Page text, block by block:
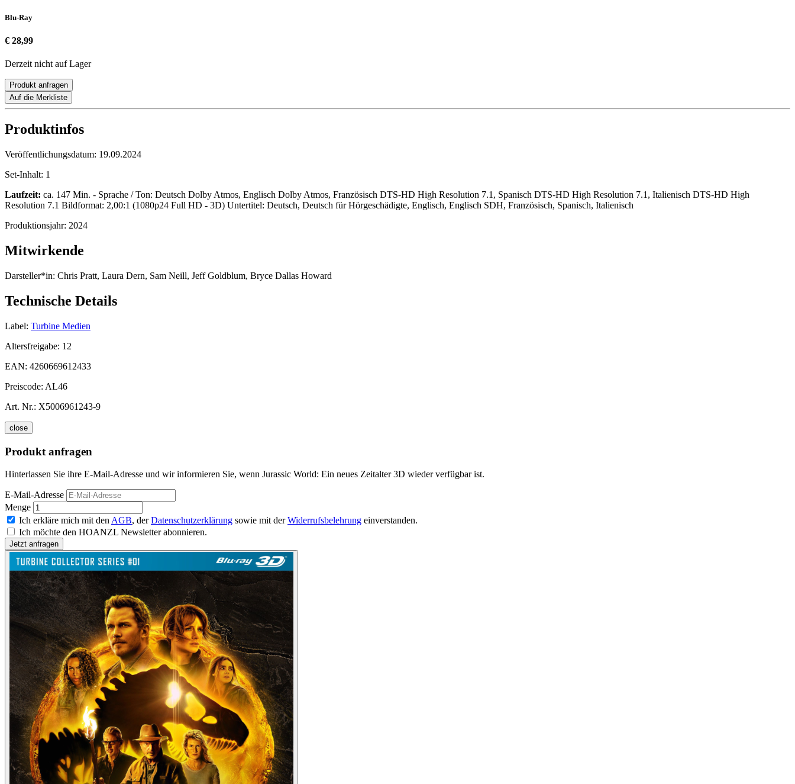
Blu-Ray
€ 28,99
Derzeit nicht auf Lager
Produkt anfragen
Auf die Merkliste
Produktinfos
Veröffentlichungsdatum: 19.09.2024
Set-Inhalt: 1
Laufzeit: ca. 147 Min. - Sprache / Ton: Deutsch Dolby Atmos, Englisch Dolby Atmos, Französisch DTS-HD High Resolution 7.1, Spanisch DTS-HD High Resolution 7.1, Italienisch DTS-HD High
Resolution 7.1 Bildformat: 2,00:1 (1080p24 Full HD - 3D) Untertitel: Deutsch, Deutsch für Hörgeschädigte, Englisch, Englisch SDH, Französisch, Spanisch, Italienisch
Produktionsjahr: 2024
Mitwirkende
Darsteller*in: Chris Pratt, Laura Dern, Sam Neill, Jeff Goldblum, Bryce Dallas Howard
Technische Details
Label: Turbine Medien
Altersfreigabe: 12
EAN: 4260669612433
Preiscode: AL46
Art. Nr.: X5006961243-9
close
Produkt anfragen
Hinterlassen Sie ihre E-Mail-Adresse und wir informieren Sie, wenn Jurassic World: Ein neues Zeitalter 3D wieder verfügbar ist.
E-Mail-Adresse
Menge
Ich erkläre mich mit den AGB, derDatenschutzerklärung sowie mit derWiderrufsbelehrung einverstanden.
Ich möchte den HOANZL Newsletter abonnieren.